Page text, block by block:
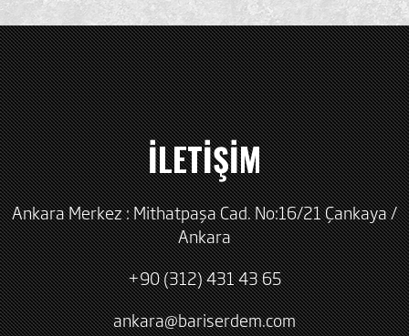
İLETİŞİM
Ankara Merkez : Mithatpaşa Cad. No:16/21 Çankaya /
Ankara
+90 (312) 431 43 65
ankara@bariserdem.com